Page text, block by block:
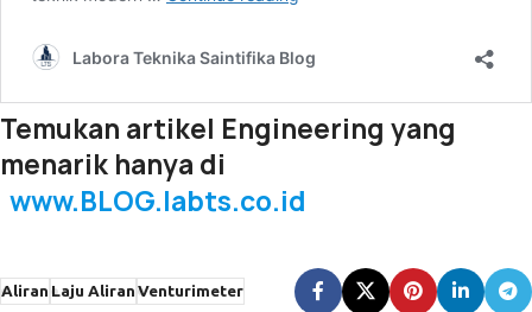
Temukan artikel Engineering yang
menarik hanya di
www.BLOG.labts.co.id
AliranLaju AliranVenturimeter